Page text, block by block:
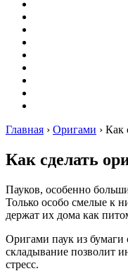
Главная › Оригами › Как
Как сделать
Пауков, особенно
Только особо смелые к
держат их дома как
Оригами паук из бумаги
складывание позволит
стресс.